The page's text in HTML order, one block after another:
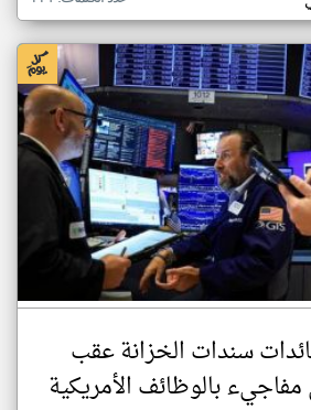
سندات الخزانة عقب
بالوظائف الأمريكية